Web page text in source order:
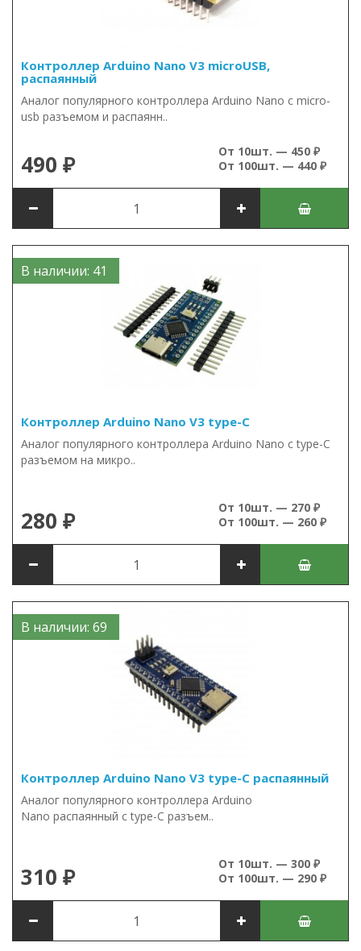
Контроллер Arduino Nano V3 microUSB,
распаянный
Аналог популярного контроллера Arduino Nano c micro-
usb разъемом и распаянн..
490 ₽
От 10шт. — 450 ₽
От 100шт. — 440 ₽
В наличии: 41
Контроллер Arduino Nano V3 type-C
Аналог популярного контроллера Arduino Nano c type-C
разъемом на микро..
280 ₽
От 10шт. — 270 ₽
От 100шт. — 260 ₽
В наличии: 69
Контроллер Arduino Nano V3 type-C распаянный
Аналог популярного контроллера Arduino
Nano распаянный c type-C разъем..
310 ₽
От 10шт. — 300 ₽
От 100шт. — 290 ₽